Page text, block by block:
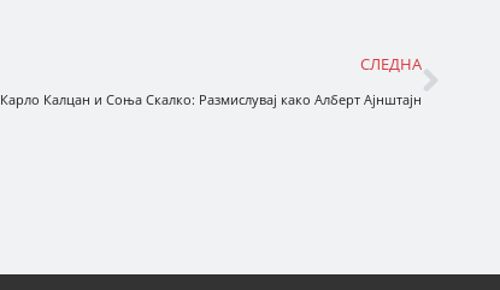
СЛЕДНА
Карло Калцан и Соња Скалко: Размислувај како Алберт Ајнштајн